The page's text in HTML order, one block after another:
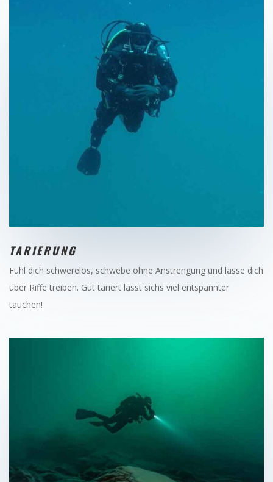
TARIERUNG
Fühl dich schwerelos, schwebe ohne Anstrengung und lasse dich
über Riffe treiben. Gut tariert lässt sichs viel entspannter
tauchen!